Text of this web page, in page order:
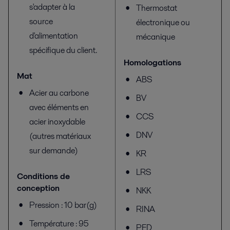
s'adapter à la
source
d'alimentation
spécifique du client.
Mat
Acier au carbone
avec éléments en
acier inoxydable
(autres matériaux
sur demande)
Conditions de
conception
Pression : 10 bar(g)
Température : 95
Thermostat
électronique ou
mécanique
Homologations
ABS
BV
CCS
DNV
KR
LRS
NKK
RINA
PED